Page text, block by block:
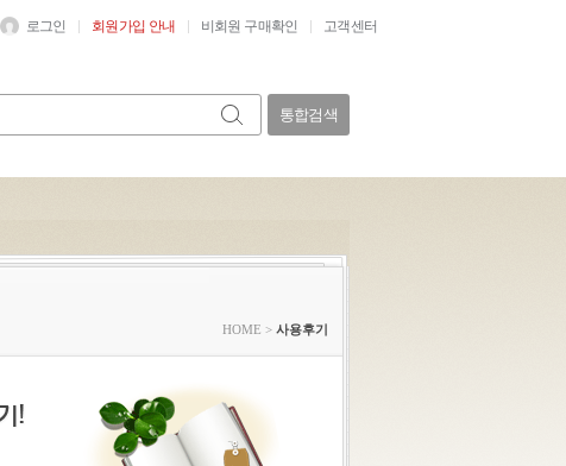
로그인 회원가입 안내 비회원 구매확인 고객센터
통합검색
HOME > 사용후기